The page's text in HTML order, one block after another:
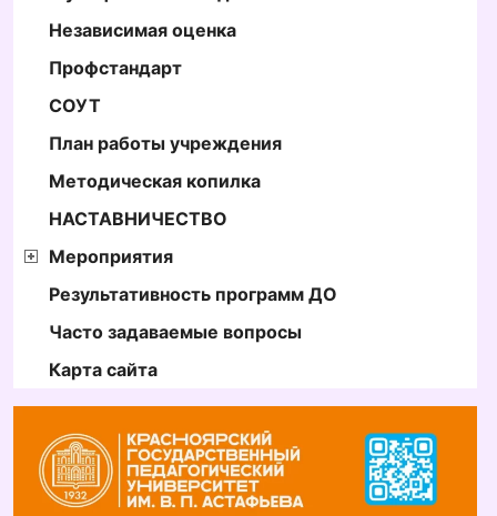
Независимая оценка
Профстандарт
СОУТ
План работы учреждения
Методическая копилка
НАСТАВНИЧЕСТВО
Мероприятия
Результативность программ ДО
Часто задаваемые вопросы
Карта сайта